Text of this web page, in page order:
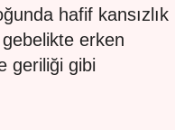
hafif kansızlık
erken
geriliği gibi